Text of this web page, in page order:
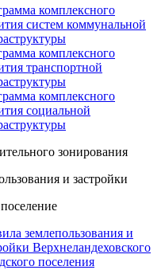
комплексного
систем коммунальной
комплексного
транспортной
комплексного
социальной
зонирования
и застройки
землепользования и
Верхнеландеховского
поселения